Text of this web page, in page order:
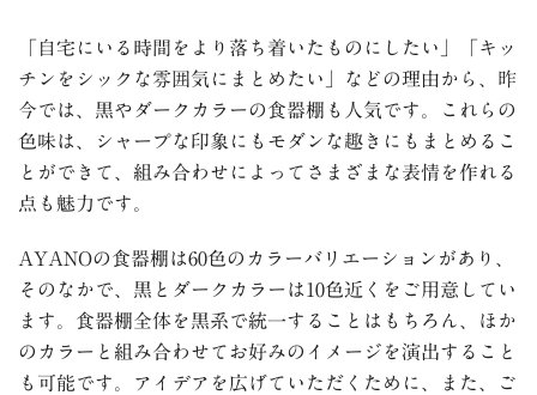
「自宅にいる時間をより落ち着いたものにしたい」「キッ
チンをシックな雰囲気にまとめたい」などの理由から、昨
今では、黒やダークカラーの食器棚も人気です。これらの
色味は、シャープな印象にもモダンな趣きにもまとめるこ
とができて、組み合わせによってさまざまな表情を作れる
点も魅力です。
AYANOの食器棚は60色のカラーバリエーションがあり、
そのなかで、黒とダークカラーは10色近くをご用意してい
ます。食器棚全体を黒系で統一することはもちろん、ほか
のカラーと組み合わせてお好みのイメージを演出すること
も可能です。アイデアを広げていただくために、また、ご